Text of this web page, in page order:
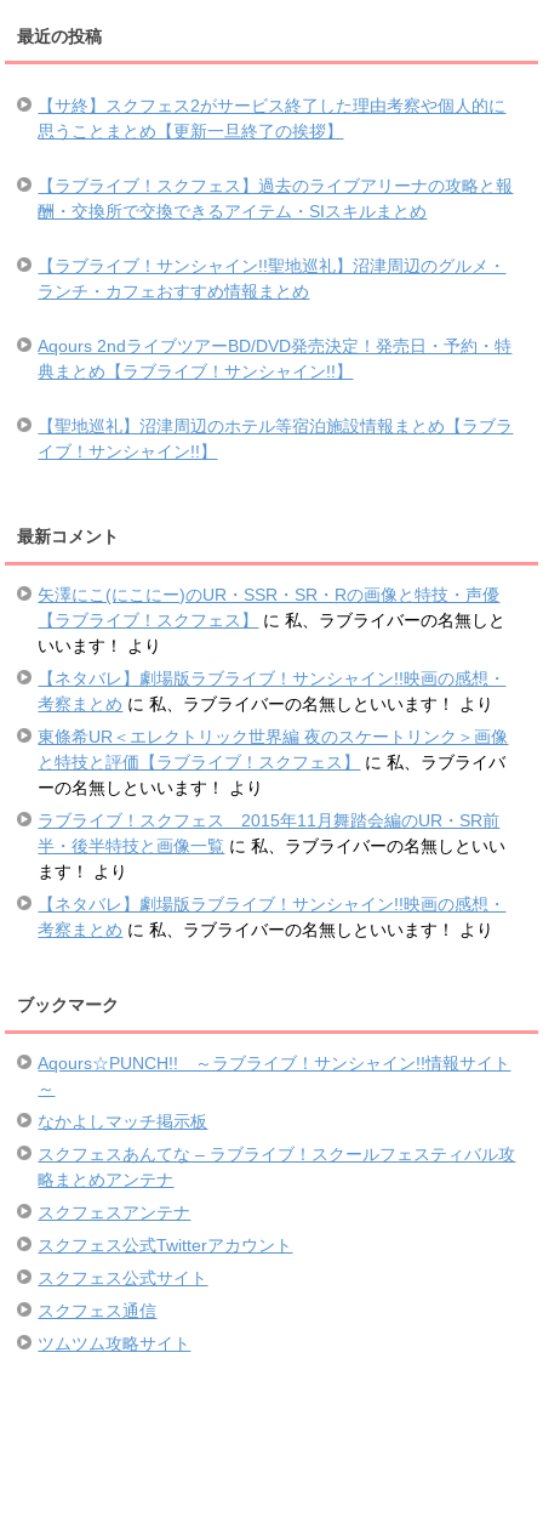
最近の投稿
【サ終】スクフェス2がサービス終了した理由考察や個人的に
思うことまとめ【更新一旦終了の挨拶】
【ラブライブ！スクフェス】過去のライブアリーナの攻略と報
酬・交換所で交換できるアイテム・SIスキルまとめ
【ラブライブ！サンシャイン!!聖地巡礼】沼津周辺のグルメ・
ランチ・カフェおすすめ情報まとめ
Aqours 2ndライブツアーBD/DVD発売決定！発売日・予約・特
典まとめ【ラブライブ！サンシャイン!!】
【聖地巡礼】沼津周辺のホテル等宿泊施設情報まとめ【ラブラ
イブ！サンシャイン!!】
最新コメント
矢澤にこ(にこにー)のUR・SSR・SR・Rの画像と特技・声優
【ラブライブ！スクフェス】
に私、ラブライバーの名無しと
いいます！
より
【ネタバレ】劇場版ラブライブ！サンシャイン!!映画の感想・
考察まとめ に私、ラブライバーの名無しといいます！
より
東條希UR＜エレクトリック世界編 夜のスケートリンク＞画像
と特技と評価【ラブライブ！スクフェス】
に私、ラブライバ
ーの名無しといいます！
より
ラブライブ！スクフェス 2015年11月舞踏会編のUR・SR前
半・後半特技と画像一覧 に私、ラブライバーの名無しといい
ます！
より
【ネタバレ】劇場版ラブライブ！サンシャイン!!映画の感想・
考察まとめ に私、ラブライバーの名無しといいます！ より
ブックマーク
Aqours☆PUNCH!! ～ラブライブ！サンシャイン!!情報サイト
～
なかよしマッチ掲示板
スクフェスあんてな – ラブライブ！スクールフェスティバル攻
略まとめアンテナ
スクフェスアンテナ
スクフェス公式Twitterアカウント
スクフェス公式サイト
スクフェス通信
ツムツム攻略サイト